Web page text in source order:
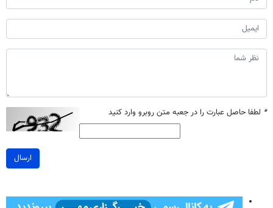
* لطفا حاصل عبارت را در جعبه متن روبرو وارد کنید
ارسال